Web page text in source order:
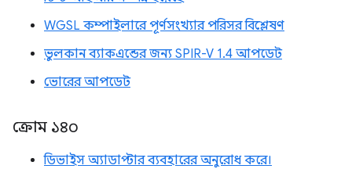
WGSL কম্পাইলারে পূর্ণসংখ্যার পরিসর বিশ্লেষণ
ভুলকান ব্যাকএন্ডের জন্য SPIR-V 1.4 আপডেট
ভোরের আপডেট
ক্রোম ১৪০
ডিভাইস অ্যাডাপ্টার ব্যবহারের অনুরোধ করে।